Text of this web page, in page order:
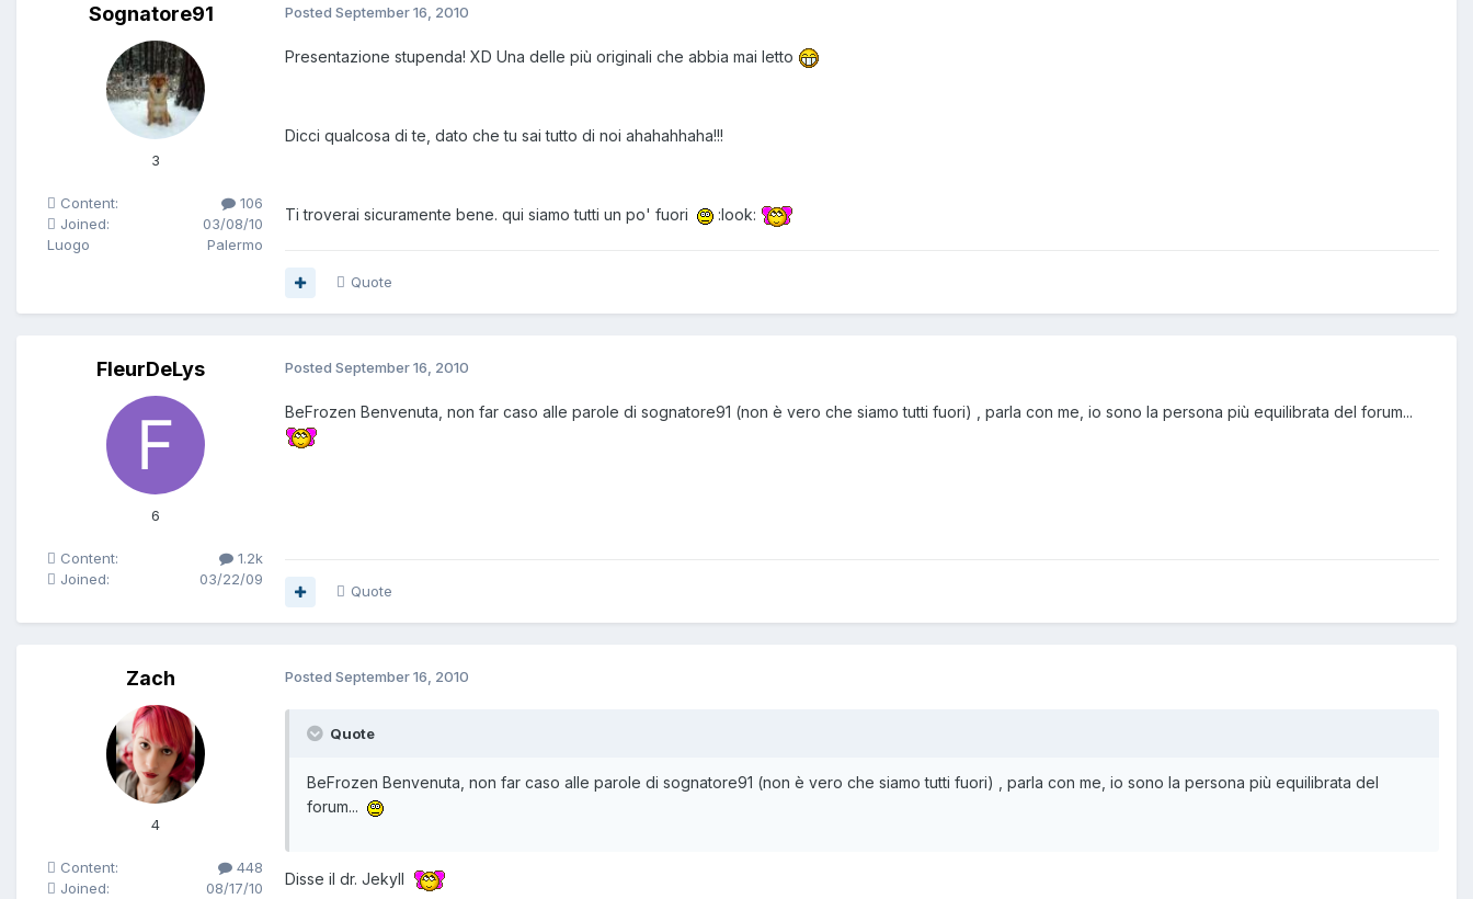
Sognatore91
3
Content:
106
Joined:
03/08/10
Luogo
Palermo
Posted September 16, 2010
Presentazione stupenda! XD Una delle più originali che abbia mai letto
Dicci qualcosa di te, dato che tu sai tutto di noi ahahahhaha!!!
Ti troverai sicuramente bene. qui siamo tutti un po' fuori :look:
Quote
FleurDeLys
6
Content:
1.2k
Joined:
03/22/09
Posted September 16, 2010
BeFrozen Benvenuta, non far caso alle parole di sognatore91 (non è vero che siamo tutti fuori) , parla con me, io sono la persona più equilibrata del forum...
Quote
Zach
4
Content:
448
Joined:
08/17/10
Posted September 16, 2010
Quote
BeFrozen Benvenuta, non far caso alle parole di sognatore91 (non è vero che siamo tutti fuori) , parla con me, io sono la persona più equilibrata del
forum...
Disse il dr. Jekyll